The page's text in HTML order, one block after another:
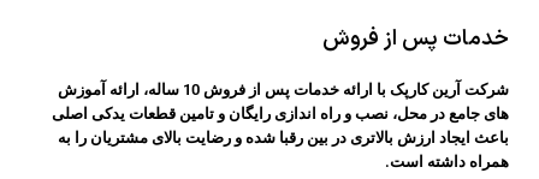
خدمات پس از فروش
شرکت آرین کارپک با ارائه خدمات پس از فروش 10 ساله، ارائه آموزش
های جامع در محل، نصب و راه اندازی رایگان و تامین قطعات یدکی اصلی
باعث ایجاد ارزش بالاتری در بین رقبا شده و رضایت بالای مشتریان را به
همراه داشته است.